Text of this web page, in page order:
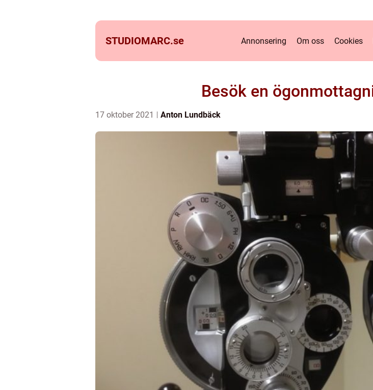
STUDIOMARC.se Annonsering Om oss Cookies
Besök en
17 oktober 2021 Anton Lundbäck